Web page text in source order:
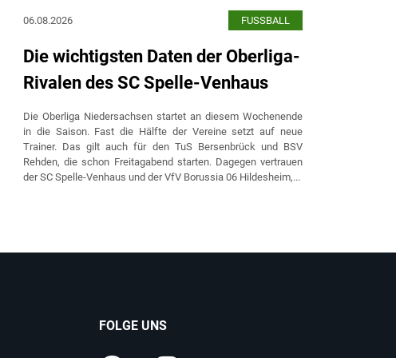
06.08.2026 FUSSBALL
Die wichtigsten Daten der Oberliga-
Rivalen des SC Spelle-Venhaus
Die Oberliga Niedersachsen startet an diesem Wochenende
in die Saison. Fast die Hälfte der Vereine setzt auf neue
Trainer. Das gilt auch für den TuS Bersenbrück und BSV
Rehden, die schon Freitagabend starten. Dagegen vertrauen
der SC Spelle-Venhaus und der VfV Borussia 06 Hildesheim,...
FOLGE UNS